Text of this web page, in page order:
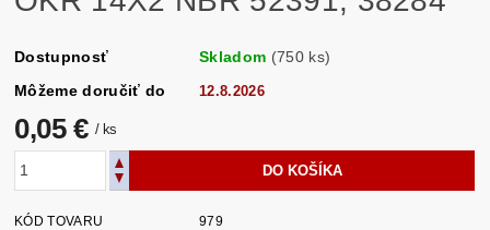
Dostupnosť Skladom (750 ks)
Môžeme doručiť do
12.8.2026
0,05 € / ks
KÓD TOVARU
979